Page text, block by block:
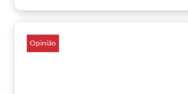
Opinião